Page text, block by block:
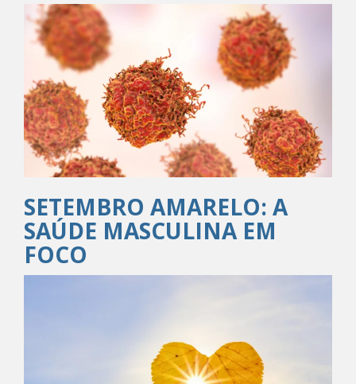
SETEMBRO AMARELO: A
SAÚDE MASCULINA EM
FOCO
NAVIGATION